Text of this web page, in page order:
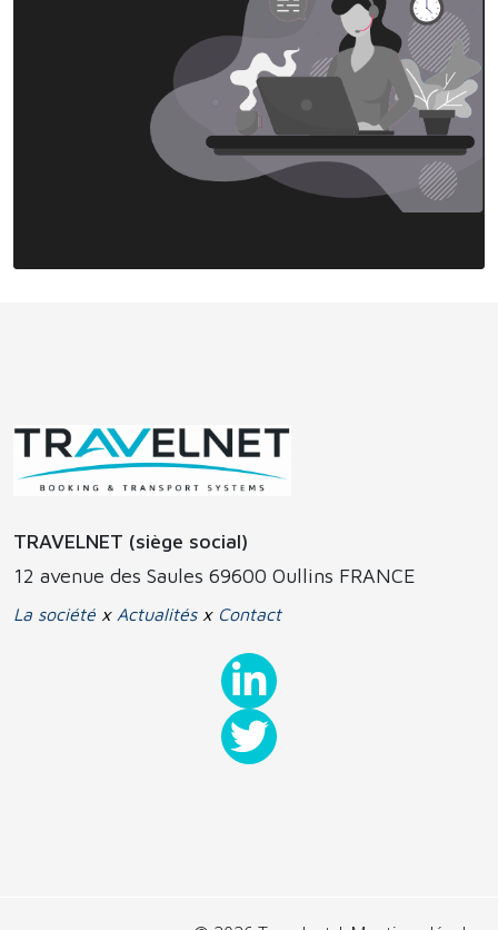
TRAVELNET (siège social)
12 avenue des Saules 69600 Oullins FRANCE
La société x Actualitésx Contact